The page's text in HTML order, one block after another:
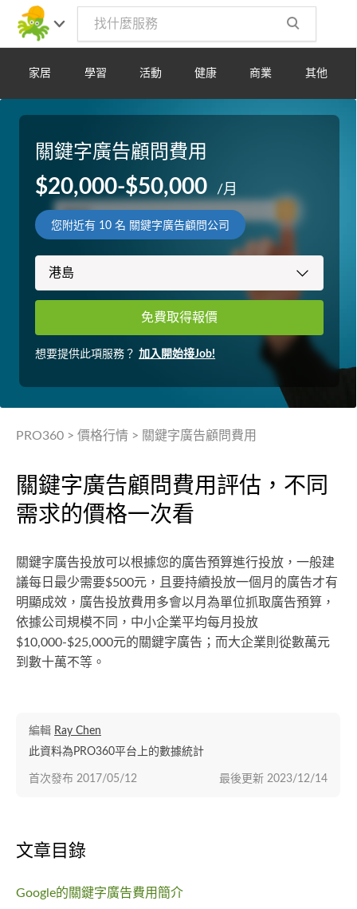
家居 學習 活動 健康 商業 其他
關鍵字廣告顧問費用
$20,000-$50,000 /月
您附近有 10 名 關鍵字廣告顧問公司
免費取得報價
想要提供此項服務？加入開始接Job!
PRO360 > 價格行情 > 關鍵字廣告顧問費用
關鍵字廣告顧問費用評估，不同
需求的價格一次看
關鍵字廣告投放可以根據您的廣告預算進行投放，一般建
議每日最少需要$500元，且要持續投放一個月的廣告才有
明顯成效，廣告投放費用多會以月為單位抓取廣告預算，
依據公司規模不同，中小企業平均每月投放
$10,000-$25,000元的關鍵字廣告；而大企業則從數萬元
到數十萬不等。
編輯 Ray Chen
此資料為PRO360平台上的數據統計
最後更新 2023/12/14
首次發布 2017/05/12
文章目錄
Google的關鍵字廣告費用簡介